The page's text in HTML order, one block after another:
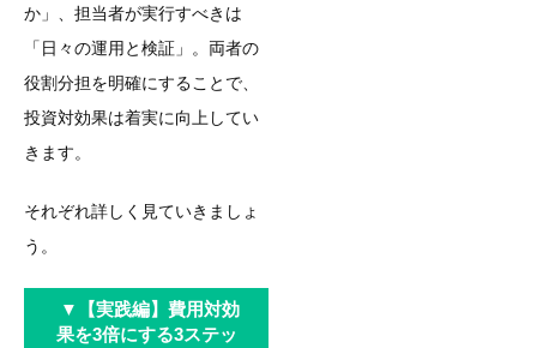
か」、担当者が実行すべきは
「日々の運用と検証」。両者の
役割分担を明確にすることで、
投資対効果は着実に向上してい
きます。
それぞれ詳しく見ていきましょ
う。
▼
【実践編】費用対効
果を3倍にする3ステッ